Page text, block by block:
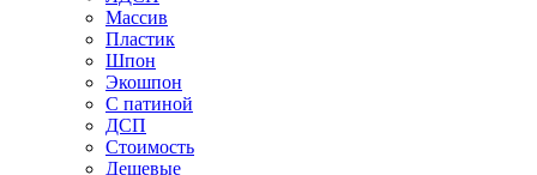
Массив
Пластик
Шпон
Экошпон
С патиной
ДСП
Стоимость
Дешевые